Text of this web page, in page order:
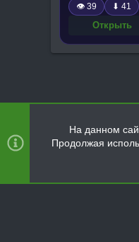
👁 39 ⬇ 41
Открыть
На данном
Продолжая